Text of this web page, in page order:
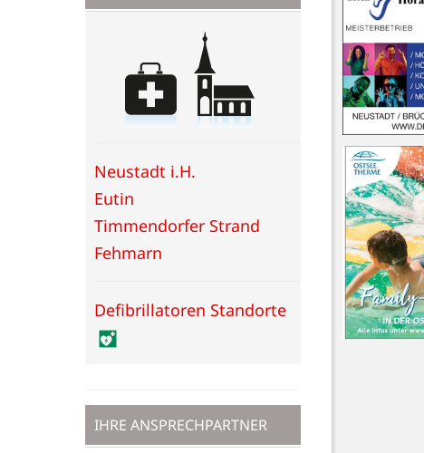
Neustadt i.H.
Eutin
Timmendorfer Strand
Fehmarn
Defibrillatoren Standorte
IHRE ANSPRECHPARTNER